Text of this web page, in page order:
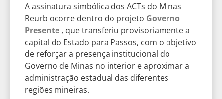
A assinatura simbólica dos ACTs do Minas
Reurb ocorre dentro do projeto Governo
Presente , que transferiu provisoriamente a
capital do Estado para Passos, com o objetivo
de reforçar a presença institucional do
Governo de Minas no interior e aproximar a
administração estadual das diferentes
regiões mineiras.